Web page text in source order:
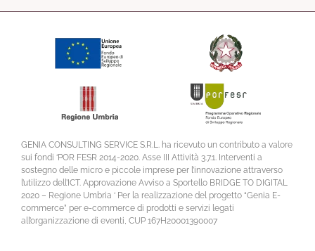
GENIA CONSULTING SERVICE S.R.L. ha ricevuto un contributo a valore
sui fondi ‘POR FESR 2014-2020. Asse III Attività 3.7.1. Interventi a
sostegno delle micro e piccole imprese per l’innovazione attraverso
l’utilizzo dell’ICT. Approvazione Avviso a Sportello BRIDGE TO DIGITAL
2020 – Regione Umbria ‘ Per la realizzazione del progetto “Genia E-
commerce” per e-commerce di prodotti e servizi legati
all’organizzazione di eventi, CUP 167H20001390007